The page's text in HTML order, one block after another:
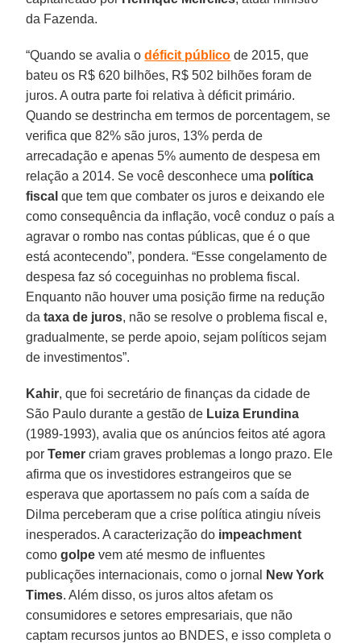
da Fazenda.
“Quando se avalia odéficit público de 2015, que
bateu os R$ 620 bilhões, R$ 502 bilhões foram de
juros. A outra parte foi relativa à déficit primário.
Quando se destrincha em termos de porcentagem, se
verifica que 82% são juros, 13% perda de
arrecadação e apenas 5% aumento de despesa em
relação a 2014. Se você desconhece uma política
fiscal que tem que combater os juros e deixando ele
como consequência da inflação, você conduz o país a
agravar o rombo nas contas públicas, que é o que
está acontecendo”, pondera. “Esse congelamento de
despesa faz só coceguinhas no problema fiscal.
Enquanto não houver uma posição firme na redução
da taxa de juros, não se resolve o problema fiscal e,
gradualmente, se perde apoio, sejam políticos sejam
de investimentos”.
Kahir, que foi secretário de finanças da cidade de
São Paulo durante a gestão de Luiza Erundina
(1989-1993), avalia que os anúncios feitos até agora
porTemer criam graves problemas a longo prazo. Ele
afirma que os investidores estrangeiros que se
esperava que aportassem no país com a saída de
Dilma perceberam que a crise política atingiu níveis
inesperados. A caracterização do impeachment
comogolpe vem até mesmo de influentes
publicações internacionais, como o jornal
New York
Times. Além disso, os juros altos afetam os
consumidores e setores empresariais, que não
captam recursos juntos ao BNDES, e isso completa o